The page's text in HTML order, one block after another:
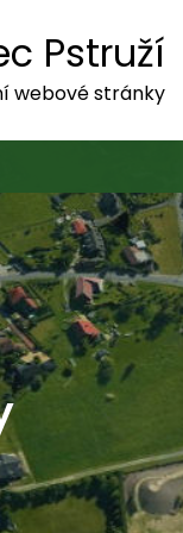
Pstruží
webové stránky